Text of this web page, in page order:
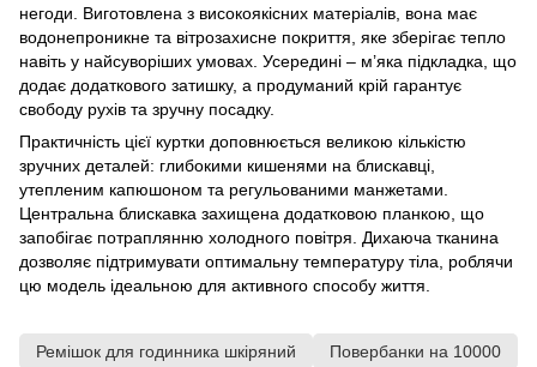
негоди. Виготовлена з високоякісних матеріалів, вона має
водонепроникне та вітрозахисне покриття, яке зберігає тепло
навіть у найсуворіших умовах. Усередині – м’яка підкладка, що
додає додаткового затишку, а продуманий крій гарантує
свободу рухів та зручну посадку.
Практичність цієї куртки доповнюється великою кількістю
зручних деталей: глибокими кишенями на блискавці,
утепленим капюшоном та регульованими манжетами.
Центральна блискавка захищена додатковою планкою, що
запобігає потраплянню холодного повітря. Дихаюча тканина
дозволяє підтримувати оптимальну температуру тіла, роблячи
цю модель ідеальною для активного способу життя.
Ремішок для годинника шкіряний
Повербанки на 10000